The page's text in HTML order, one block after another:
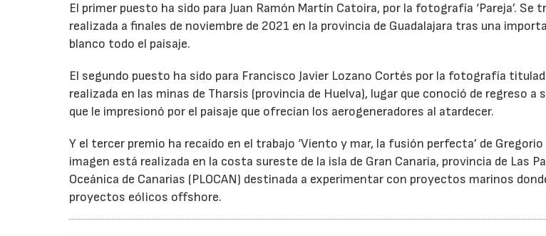
El primer puesto ha sido para Juan Ramón Martín Catoira, por la fotografía ‘Pareja’.
realizada a finales de noviembre de 2021 en la provincia de Guadalajara tras una
blanco todo el paisaje.
El segundo puesto ha sido para Francisco Javier Lozano Cortés por la fotografía titulada
realizada en las minas de Tharsis (provincia de Huelva), lugar que conoció de regreso a
que le impresionó por el paisaje que ofrecían los aerogeneradores al atardecer.
Y el tercer premio ha recaído en el trabajo ‘Viento y mar, la fusión perfecta’ de
imagen está realizada en la costa sureste de la isla de Gran Canaria, provincia de Las
Oceánica de Canarias (PLOCAN) destinada a experimentar con proyectos marinos
proyectos eólicos offshore.